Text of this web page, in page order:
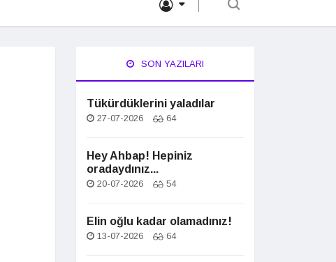
SON YAZILARI
Tükürdüklerini yaladılar
27-07-2026 64
Hey Ahbap! Hepiniz
oradaydınız...
20-07-2026 54
Elin oğlu kadar olamadınız!
13-07-2026 64